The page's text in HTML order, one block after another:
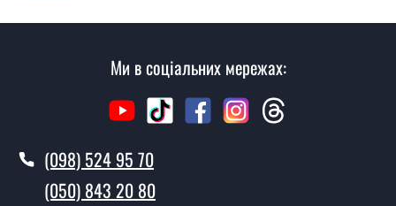
Вартість встановлення дверей Касандра - від 1600
Як швидко можете встановити двері
наявності їх на складі, чи наступного дня.
Ми в соціальних мережах:
(098) 524 95 70
(050) 843 20 80